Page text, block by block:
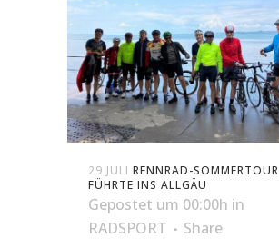
29 JULI RENNRAD-SOMMERTOUR
FÜHRTE INS ALLGÄU
Gepostet um 00:00h in
RADSPORT
Share